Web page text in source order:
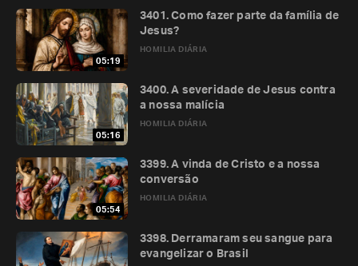
05:19
HOMILIA DIÁRIA
3401. Como fazer parte da família de
Jesus?
05:16
HOMILIA DIÁRIA
3400. A severidade de Jesus contra
a nossa malícia
05:54
HOMILIA DIÁRIA
3399. A vinda de Cristo e a nossa
conversão
3398. Derramaram seu sangue para
evangelizar o Brasil